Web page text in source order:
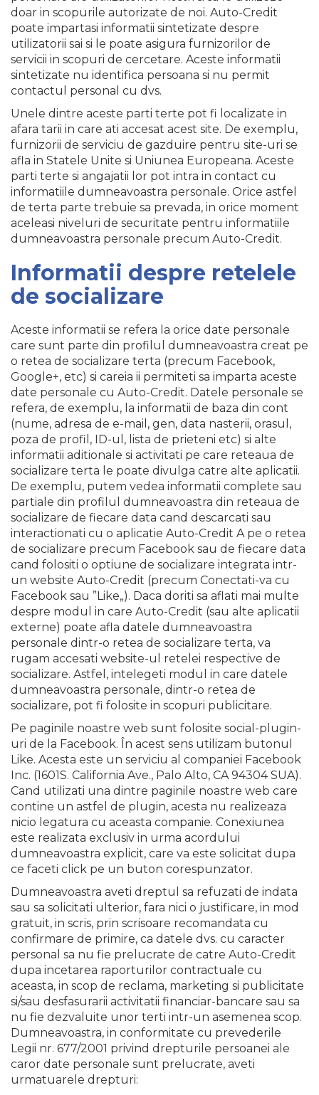
doar in scopurile autorizate de noi. Auto-Credit
poate impartasi informatii sintetizate despre
utilizatorii sai si le poate asigura furnizorilor de
servicii in scopuri de cercetare. Aceste informatii
sintetizate nu identifica persoana si nu permit
contactul personal cu dvs.
Unele dintre aceste parti terte pot fi localizate in
afara tarii in care ati accesat acest site. De exemplu,
furnizorii de serviciu de gazduire pentru site-uri se
afla in Statele Unite si Uniunea Europeana. Aceste
parti terte si angajatii lor pot intra in contact cu
informatiile dumneavoastra personale. Orice astfel
de terta parte trebuie sa prevada, in orice moment
aceleasi niveluri de securitate pentru informatiile
dumneavoastra personale precum Auto-Credit.
Informatii despre retelele
de socializare
Aceste informatii se refera la orice date personale
care sunt parte din profilul dumneavoastra creat pe
o retea de socializare terta (precum Facebook,
Google+, etc) si careia ii permiteti sa imparta aceste
date personale cu Auto-Credit. Datele personale se
refera, de exemplu, la informatii de baza din cont
(nume, adresa de e-mail, gen, data nasterii, orasul,
poza de profil, ID-ul, lista de prieteni etc) si alte
informatii aditionale si activitati pe care reteaua de
socializare terta le poate divulga catre alte aplicatii.
De exemplu, putem vedea informatii complete sau
partiale din profilul dumneavoastra din reteaua de
socializare de fiecare data cand descarcati sau
interactionati cu o aplicatie Auto-Credit A pe o retea
de socializare precum Facebook sau de fiecare data
cand folositi o optiune de socializare integrata intr-
un website Auto-Credit (precum Conectati-va cu
Facebook sau ”Like„). Daca doriti sa aflati mai multe
despre modul in care Auto-Credit (sau alte aplicatii
externe) poate afla datele dumneavoastra
personale dintr-o retea de socializare terta, va
rugam accesati website-ul retelei respective de
socializare. Astfel, intelegeti modul in care datele
dumneavoastra personale, dintr-o retea de
socializare, pot fi folosite in scopuri publicitare.
Pe paginile noastre web sunt folosite social-plugin-
uri de la Facebook. În acest sens utilizam butonul
Like. Acesta este un serviciu al companiei Facebook
Inc. (1601S. California Ave., Palo Alto, CA 94304 SUA).
Cand utilizati una dintre paginile noastre web care
contine un astfel de plugin, acesta nu realizeaza
nicio legatura cu aceasta companie. Conexiunea
este realizata exclusiv in urma acordului
dumneavoastra explicit, care va este solicitat dupa
ce faceti click pe un buton corespunzator.
Dumneavoastra aveti dreptul sa refuzati de indata
sau sa solicitati ulterior, fara nici o justificare, in mod
gratuit, in scris, prin scrisoare recomandata cu
confirmare de primire, ca datele dvs. cu caracter
personal sa nu fie prelucrate de catre Auto-Credit
dupa incetarea raporturilor contractuale cu
aceasta, in scop de reclama, marketing si publicitate
si/sau desfasurarii activitatii financiar-bancare sau sa
nu fie dezvaluite unor terti intr-un asemenea scop.
Dumneavoastra, in conformitate cu prevederile
Legii nr. 677/2001 privind drepturile persoanei ale
caror date personale sunt prelucrate, aveti
urmatuarele drepturi: